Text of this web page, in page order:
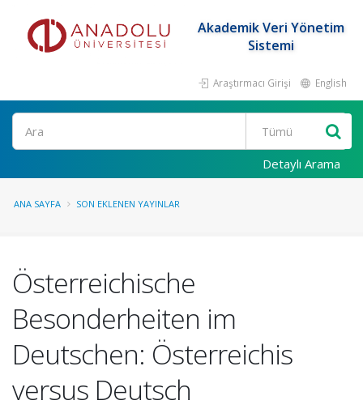
Akademik Veri Yönetim
Sistemi
Araştırmacı Girişi English
Ara
Detaylı Arama
ANA SAYFA SON EKLENEN YAYINLAR
Österreichische
Besonderheiten im
Deutschen: Österreichis
versus Deutsch